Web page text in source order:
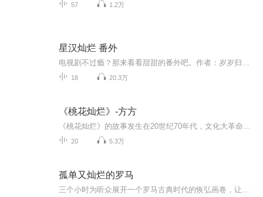
57 1.2万
星汉灿烂 番外
18 20.3万
《桃花灿烂》-方方
20 5.3万
孤单又灿烂的罗马